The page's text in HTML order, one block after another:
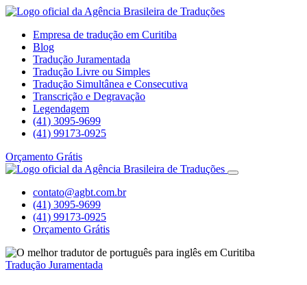
Empresa de tradução em Curitiba
Blog
Tradução Juramentada
Tradução Livre ou Simples
Tradução Simultânea e Consecutiva
Transcrição e Degravação
Legendagem
(41) 3095-9699
(41) 99173-0925
Orçamento Grátis
contato@agbt.com.br
(41) 3095-9699
(41) 99173-0925
Orçamento Grátis
Tradução Juramentada